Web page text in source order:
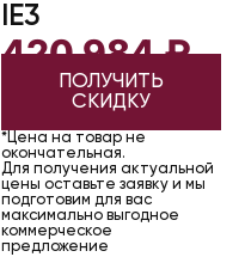
IE3
420 984₽
ПОЛУЧИТЬ
СКИДКУ
*Цена на товар не
окончательная.
Для получения актуальной
цены оставьте заявку и мы
подготовим для вас
максимально выгодное
коммерческое
предложение